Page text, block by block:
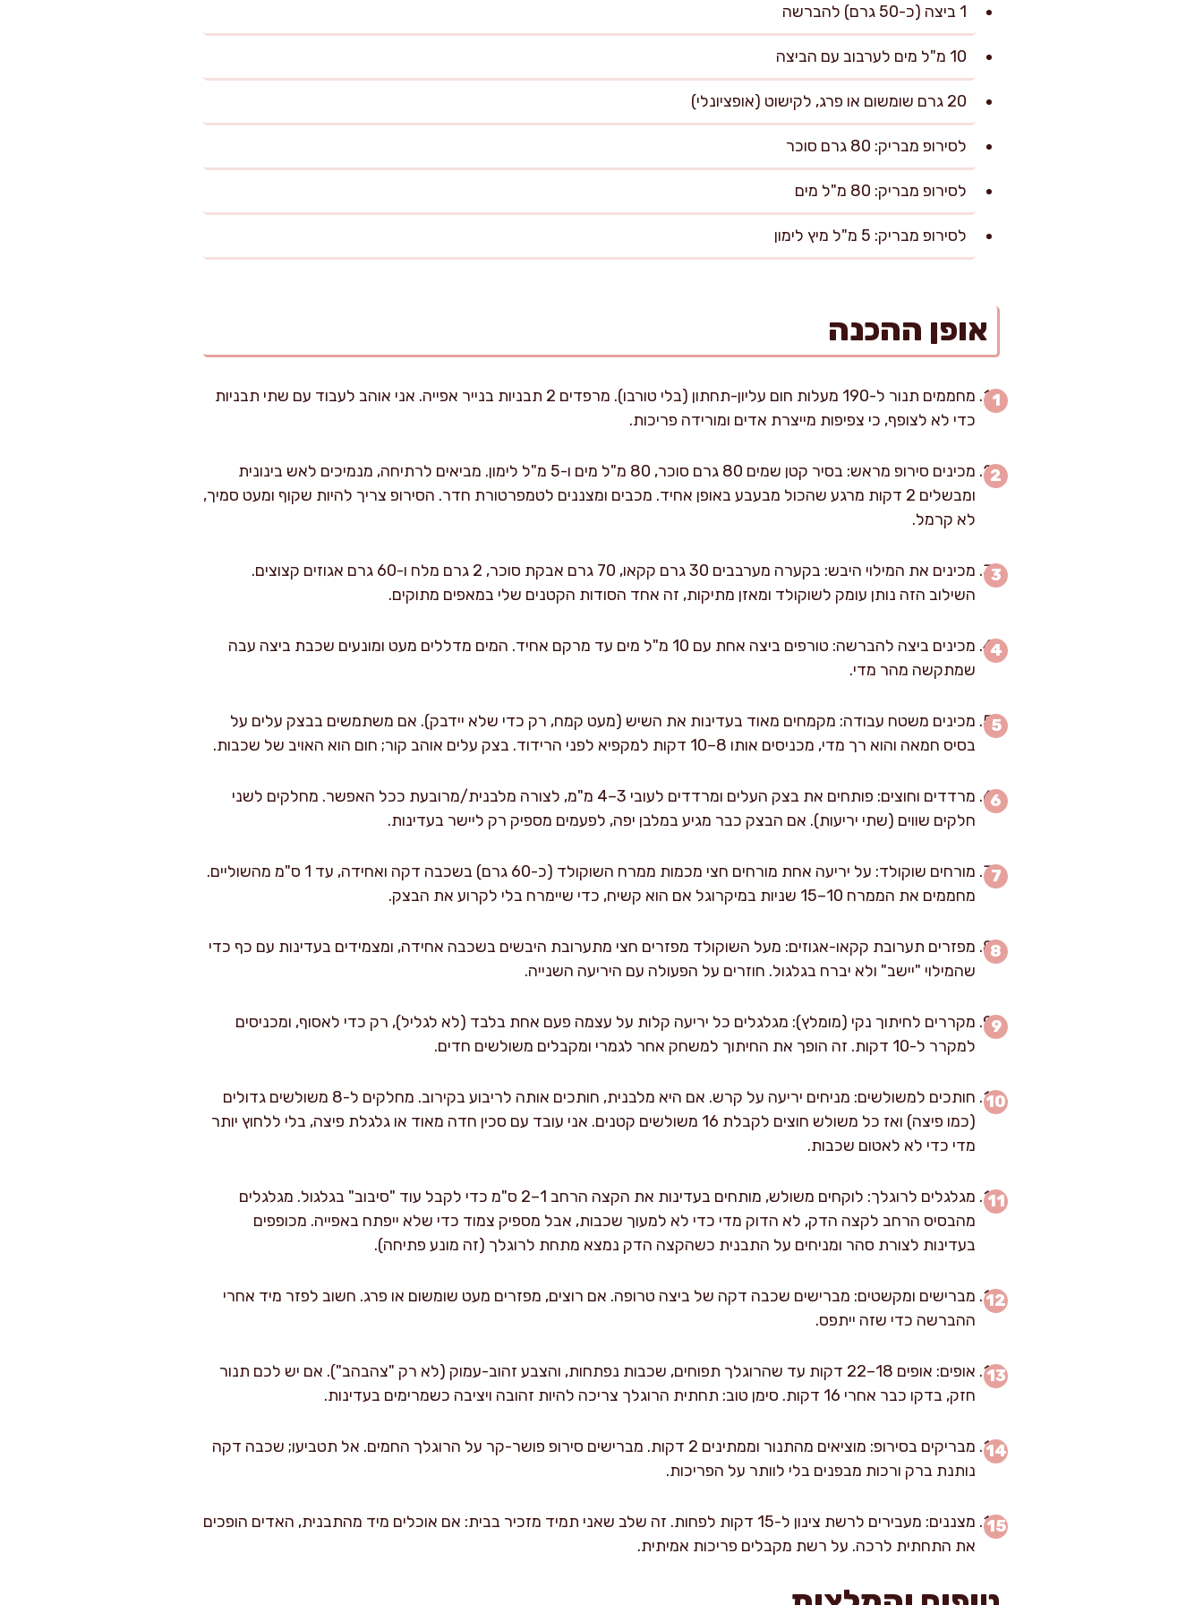
1 ביצה (כ-50 גרם) להברשה
10 מ"ל מים לערבוב עם הביצה
20 גרם שומשום או פרג, לקישוט (אופציונלי)
לסירופ מבריק: 80 גרם סוכר
לסירופ מבריק: 80 מ"ל מים
לסירופ מבריק: 5 מ"ל מיץ לימון
אופן ההכנה
מחממים תנור ל-190 מעלות חום עליון-תחתון (בלי טורבו). מרפדים 2 תבניות בנייר אפייה. אני אוהב לעבוד עם שתי תבניות
כדי לא לצופף, כי צפיפות מייצרת אדים ומורידה פריכות.
מכינים סירופ מראש: בסיר קטן שמים 80 גרם סוכר, 80 מ"ל מים ו-5 מ"ל לימון. מביאים לרתיחה, מנמיכים לאש בינונית
ומבשלים 2 דקות מרגע שהכול מבעבע באופן אחיד. מכבים ומצננים לטמפרטורת חדר. הסירופ צריך להיות שקוף ומעט סמיך,
לא קרמל.
מכינים את המילוי היבש: בקערה מערבבים 30 גרם קקאו, 70 גרם אבקת סוכר, 2 גרם מלח ו-60 גרם אגוזים קצוצים.
השילוב הזה נותן עומק לשוקולד ומאזן מתיקות, זה אחד הסודות הקטנים שלי במאפים מתוקים.
מכינים ביצה להברשה: טורפים ביצה אחת עם 10 מ"ל מים עד מרקם אחיד. המים מדללים מעט ומונעים שכבת ביצה עבה
שמתקשה מהר מדי.
מכינים משטח עבודה: מקמחים מאוד בעדינות את השיש (מעט קמח, רק כדי שלא יידבק). אם משתמשים בבצק עלים על
בסיס חמאה והוא רך מדי, מכניסים אותו 8–10 דקות למקפיא לפני הרידוד. בצק עלים אוהב קור; חום הוא האויב של שכבות.
מרדדים וחוצים: פותחים את בצק העלים ומרדדים לעובי 3–4 מ"מ, לצורה מלבנית/מרובעת ככל האפשר. מחלקים לשני
חלקים שווים (שתי יריעות). אם הבצק כבר מגיע במלבן יפה, לפעמים מספיק רק ליישר בעדינות.
מורחים שוקולד: על יריעה אחת מורחים חצי מכמות ממרח השוקולד (כ-60 גרם) בשכבה דקה ואחידה, עד 1 ס"מ מהשוליים.
מחממים את הממרח 10–15 שניות במיקרוגל אם הוא קשיח, כדי שיימרח בלי לקרוע את הבצק.
מפזרים תערובת קקאו-אגוזים: מעל השוקולד מפזרים חצי מתערובת היבשים בשכבה אחידה, ומצמידים בעדינות עם כף כדי
שהמילוי "יישב" ולא יברח בגלגול. חוזרים על הפעולה עם היריעה השנייה.
מקררים לחיתוך נקי (מומלץ): מגלגלים כל יריעה קלות על עצמה פעם אחת בלבד (לא לגליל), רק כדי לאסוף, ומכניסים
למקרר ל-10 דקות. זה הופך את החיתוך למשחק אחר לגמרי ומקבלים משולשים חדים.
חותכים למשולשים: מניחים יריעה על קרש. אם היא מלבנית, חותכים אותה לריבוע בקירוב. מחלקים ל-8 משולשים גדולים
(כמו פיצה) ואז כל משולש חוצים לקבלת 16 משולשים קטנים. אני עובד עם סכין חדה מאוד או גלגלת פיצה, בלי ללחוץ יותר
מדי כדי לא לאטום שכבות.
מגלגלים לרוגלך: לוקחים משולש, מותחים בעדינות את הקצה הרחב 1–2 ס"מ כדי לקבל עוד "סיבוב" בגלגול. מגלגלים
מהבסיס הרחב לקצה הדק, לא הדוק מדי כדי לא למעוך שכבות, אבל מספיק צמוד כדי שלא ייפתח באפייה. מכופפים
בעדינות לצורת סהר ומניחים על התבנית כשהקצה הדק נמצא מתחת לרוגלך (זה מונע פתיחה).
מברישים ומקשטים: מברישים שכבה דקה של ביצה טרופה. אם רוצים, מפזרים מעט שומשום או פרג. חשוב לפזר מיד אחרי
ההברשה כדי שזה ייתפס.
אופים: אופים 18–22 דקות עד שהרוגלך תפוחים, שכבות נפתחות, והצבע זהוב-עמוק (לא רק "צהבהב"). אם יש לכם תנור
חזק, בדקו כבר אחרי 16 דקות. סימן טוב: תחתית הרוגלך צריכה להיות זהובה ויציבה כשמרימים בעדינות.
מבריקים בסירופ: מוציאים מהתנור וממתינים 2 דקות. מברישים סירופ פושר-קר על הרוגלך החמים. אל תטביעו; שכבה דקה
נותנת ברק ורכות מבפנים בלי לוותר על הפריכות.
מצננים: מעבירים לרשת צינון ל-15 דקות לפחות. זה שלב שאני תמיד מזכיר בבית: אם אוכלים מיד מהתבנית, האדים הופכים
את התחתית לרכה. על רשת מקבלים פריכות אמיתית.